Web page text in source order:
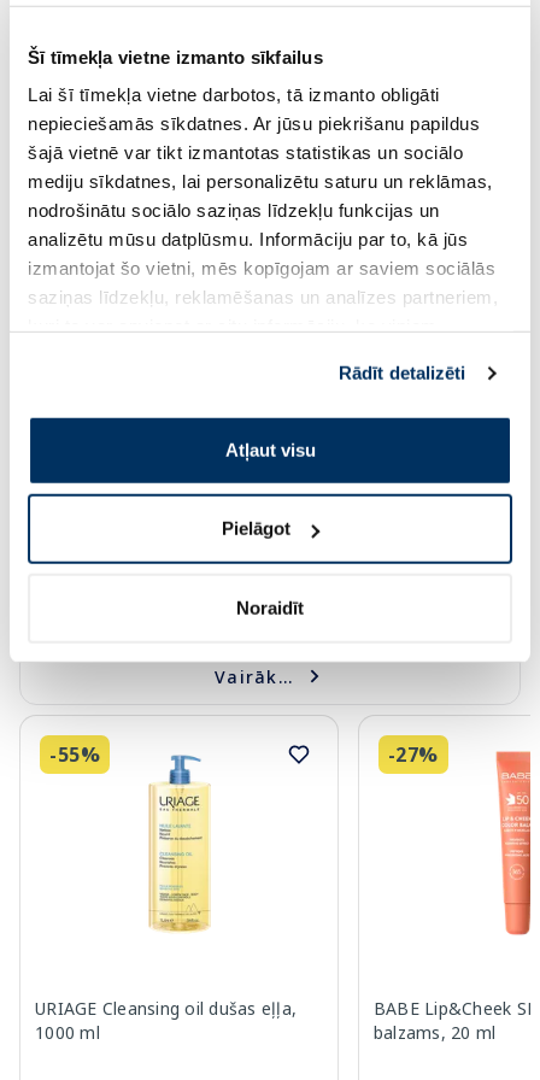
Šī tīmekļa vietne izmanto sīkfailus
Lai šī tīmekļa vietne darbotos, tā izmanto obligāti
nepieciešamās sīkdatnes. Ar jūsu piekrišanu papildus
šajā vietnē var tikt izmantotas statistikas un sociālo
mediju sīkdatnes, lai personalizētu saturu un reklāmas,
nodrošinātu sociālo saziņas līdzekļu funkcijas un
analizētu mūsu datplūsmu. Informāciju par to, kā jūs
izmantojat šo vietni, mēs kopīgojam ar saviem sociālās
saziņas līdzekļu, reklamēšanas un analīzes partneriem,
pakalpojumus. Ja piekrītat šo papildu sīkdatņu
izmantošanai, lūdzu, atzīmējiet savu izvēli:
Rādīt detalizēti
Atļaut visu
Pielāgot
Noraidīt
-18%
ALTERMED Panthenol Forte SPF
15 lūpu balzams, 1 gab.
30 dienu zemākā cena: 3.30 € (-18%)
krēms-gels, 200 ml
Standarta cena: 33.99 €
🍋 Izdevīgi pirkumi ar karti Veselība
Vairāk...
-55%
URIAGE Cleansing oil dušas eļļa,
1000 ml
-27%
BABE Lip&Cheek
balzams, 20 ml